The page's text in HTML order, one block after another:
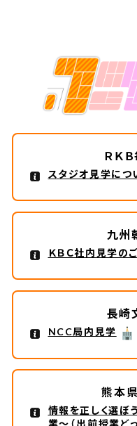
ＲＫ
スタジオ見学につ
九州
ＫＢＣ社内見学の
長崎
NCC局内見学
熊本
情報を正しく選ぼ